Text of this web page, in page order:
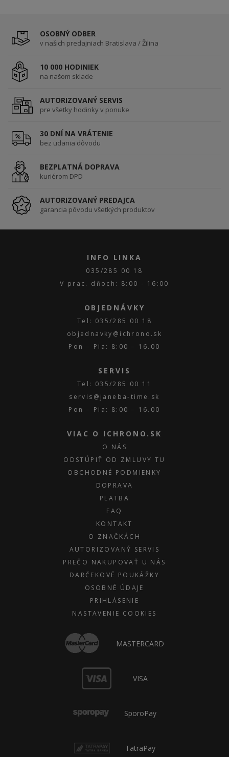
OSOBNÝ ODBER
v našich predajniach Bratislava / Žilina
10 000 HODINIEK
na našom sklade
AUTORIZOVANÝ SERVIS
pre všetky hodinky v ponuke
30 DNÍ NA VRÁTENIE
bez udania dôvodu
BEZPLATNÁ DOPRAVA
kuriérom DPD
AUTORIZOVANÝ PREDAJCA
garancia pôvodu všetkých produktov
INFO LINKA
035/285 00 18
V prac. dňoch: 8:00 - 16:00
OBJEDNÁVKY
Tel: 035/285 00 18
objednavky@ichrono.sk
Pon – Pia: 8:00 – 16.00
SERVIS
Tel: 035/285 00 11
servis@janeba-time.sk
Pon – Pia: 8:00 – 16.00
VIAC O ICHRONO.SK
O NÁS
ODSTÚPIŤ OD ZMLUVY TU
OBCHODNÉ PODMIENKY
DOPRAVA
PLATBA
FAQ
KONTAKT
O ZNAČKÁCH
AUTORIZOVANÝ SERVIS
PREČO NAKUPOVAŤ U NÁS
DARČEKOVÉ POUKÁŽKY
OSOBNÉ ÚDAJE
PRIHLÁSENIE
NASTAVENIE COOKIES
MASTERCARD
VISA
SporoPay
TatraPay